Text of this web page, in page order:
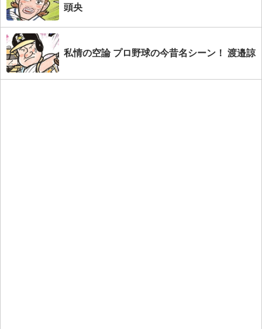
頭央
私情の空論 プロ野球の今昔名シーン！ 渡邉諒